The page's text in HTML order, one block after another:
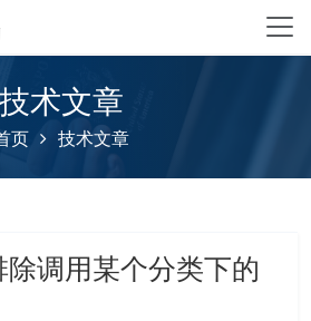
技术文章
页 技术文章
调用某个分类下的